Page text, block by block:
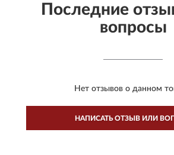
Последние
вопросы
Нет отзывов о данном
НАПИСАТЬ ОТЗЫВ ИЛИ